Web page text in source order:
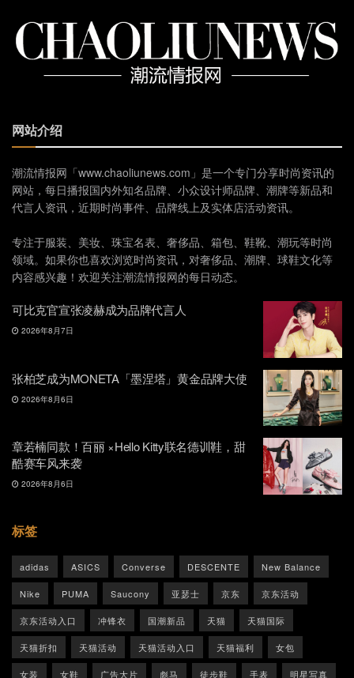
网站介绍
潮流情报网「www.chaoliunews.com」是一个专门分享时尚资讯的
网站，每日播报国内外知名品牌、小众设计师品牌、潮牌等新品和
代言人资讯，近期时尚事件、品牌线上及实体店活动资讯。
专注于服装、美妆、珠宝名表、奢侈品、箱包、鞋靴、潮玩等时尚
领域。如果你也喜欢浏览时尚资讯，对奢侈品、潮牌、球鞋文化等
内容感兴趣！欢迎关注潮流情报网的每日动态。
可比克官宣张凌赫成为品牌代言人
2026年8月7日
张柏芝成为MONETA「墨涅塔」黄金品牌大使
2026年8月6日
章若楠同款！百丽 ×Hello Kitty联名德训鞋，甜
酷赛车风来袭
2026年8月6日
标签
adidas ASICS Converse DESCENTE New Balance
Nike PUMA Saucony 亚瑟士 京东 京东活动
京东活动入口 冲锋衣 国潮新品 天猫 天猫国际
天猫折扣 天猫活动 天猫活动入口 天猫福利 女包
女装 女鞋 广告大片 彪马 徒步鞋 手表 明星写真